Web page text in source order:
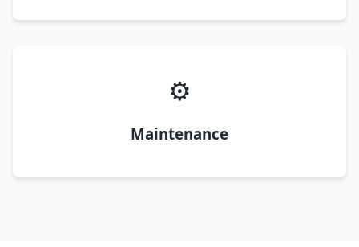
⚙️
Maintenance